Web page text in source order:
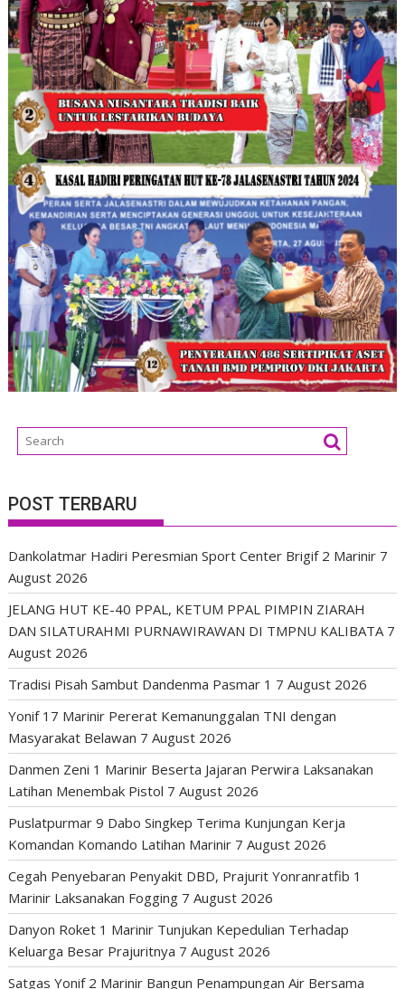
POST TERBARU
Dankolatmar Hadiri Peresmian Sport Center Brigif 2 Marinir 7
August 2026
JELANG HUT KE-40 PPAL, KETUM PPAL PIMPIN ZIARAH
DAN SILATURAHMI PURNAWIRAWAN DI TMPNU KALIBATA 7
August 2026
Tradisi Pisah Sambut Dandenma Pasmar 1 7 August 2026
Yonif 17 Marinir Pererat Kemanunggalan TNI dengan
Masyarakat Belawan 7 August 2026
Danmen Zeni 1 Marinir Beserta Jajaran Perwira Laksanakan
Latihan Menembak Pistol 7 August 2026
Puslatpurmar 9 Dabo Singkep Terima Kunjungan Kerja
Komandan Komando Latihan Marinir 7 August 2026
Cegah Penyebaran Penyakit DBD, Prajurit Yonranratfib 1
Marinir Laksanakan Fogging 7 August 2026
Danyon Roket 1 Marinir Tunjukan Kepedulian Terhadap
Keluarga Besar Prajuritnya 7 August 2026
Satgas Yonif 2 Marinir Bangun Penampungan Air Bersama